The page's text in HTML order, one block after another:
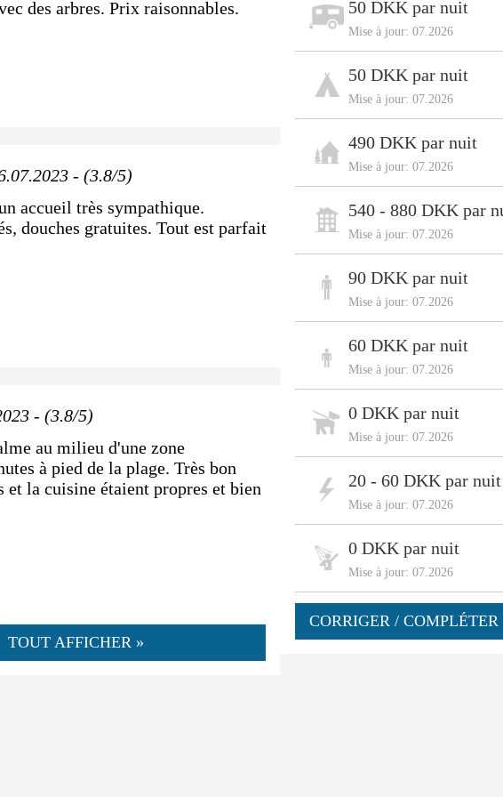
des arbres. Prix raisonnables.
- (3.8/5)
accueil très sympathique.
douches gratuites. Tout est parfait
- (3.8/5)
au milieu d'une zone
à pied de la plage. Très bon
la cuisine étaient propres et bien
TOUT AFFICHER »
50 DKK par nuit
Mise à jour: 07.2026
50 DKK par nuit
Mise à jour: 07.2026
490 DKK par nuit
Mise à jour: 07.2026
540 - 880 DKK par
Mise à jour: 07.2026
90 DKK par nuit
Mise à jour: 07.2026
60 DKK par nuit
Mise à jour: 07.2026
0 DKK par nuit
Mise à jour: 07.2026
20 - 60 DKK par nuit
Mise à jour: 07.2026
0 DKK par nuit
Mise à jour: 07.2026
CORRIGER /